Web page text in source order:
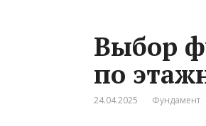
Выбор
по
24.04.2025 Фундамент